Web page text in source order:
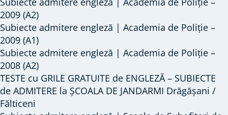
2009 (A2)
Subiecte admitere engleză | Academia de Poliție –
2009 (A1)
Subiecte admitere engleză | Academia de Poliție –
2008 (A2)
TESTE cu GRILE GRATUITE de ENGLEZĂ – SUBIECTE
de ADMITERE la ȘCOALA DE JANDARMI Drăgășani /
Fălticeni